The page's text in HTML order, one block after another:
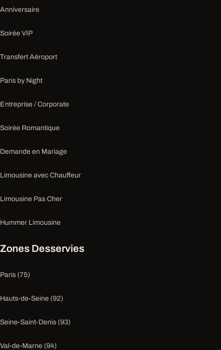
Anniversaire
Soirée VIP
Transfert Aéroport
Paris by Night
Entreprise / Corporate
Soirée Romantique
Demande en Mariage
Limousine avec Chauffeur
Limousine Pas Cher
Hummer Limousine
Zones Desservies
Paris (75)
Hauts-de-Seine (92)
Seine-Saint-Denis (93)
Val-de-Marne (94)